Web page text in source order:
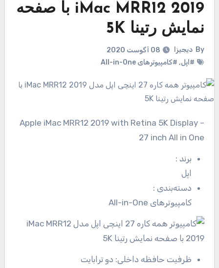
iMac MRR12 2019 با صفحه
نمایش رتینا 5K
By دیجیزا
08 آگوست 2020
#اپل, #کامپیوترهای All-in-One
Apple iMac MRR12 2019 with Retina 5K Display –
27 inch All in One
برند:
اپل
دسته‌بندی:
کامپیوترهای All-in-One
ظرفیت حافظه داخلی: دو ترابایت